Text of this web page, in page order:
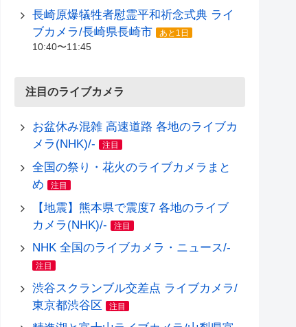
長崎原爆犠牲者慰霊平和祈念式典 ライ
ブカメラ/長崎県長崎市
あと1日
10:40〜11:45
注目のライブカメラ
お盆休み混雑 高速道路 各地のライブカ
メラ(NHK)/-
注目
全国の祭り・花火のライブカメラまと
め
注目
【地震】熊本県で震度7 各地のライブ
カメラ(NHK)/-
注目
NHK 全国のライブカメラ・ニュース/-
注目
渋谷スクランブル交差点 ライブカメラ/
東京都渋谷区
注目